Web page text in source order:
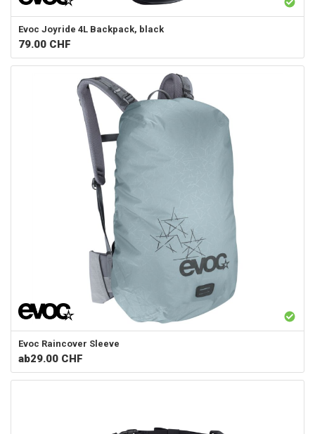
Evoc Joyride 4L Backpack, black
79.00 CHF
Evoc Raincover Sleeve
ab29.00 CHF